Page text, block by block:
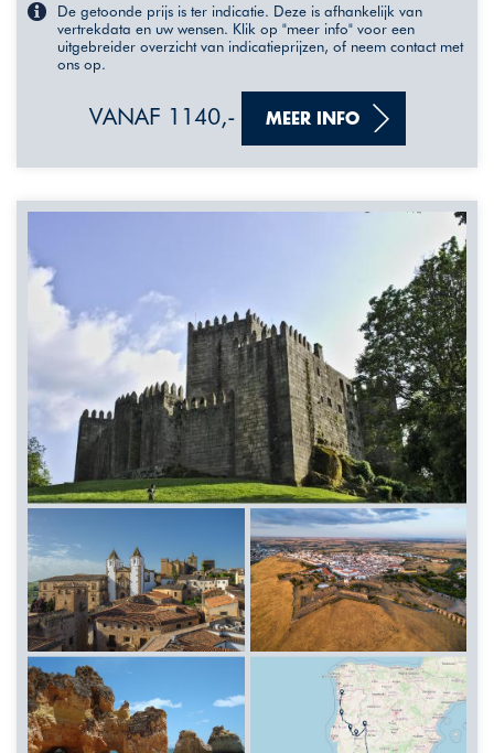
De getoonde prijs is ter indicatie. Deze is afhankelijk van
vertrekdata en uw wensen. Klik op "meer info" voor een
uitgebreider overzicht van indicatieprijzen, of neem contact met
ons op.
VANAF 1140,- MEER INFO